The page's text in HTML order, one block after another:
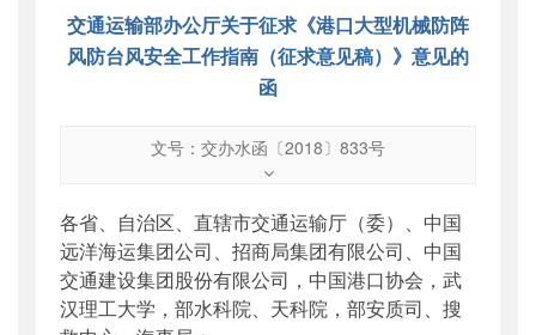
交通运输部办公厅关于征求《港口大型机械防阵
风防台风安全工作指南（征求意见稿）》意见的
函
文号：交办水函〔2018〕833号
交办水函〔2018〕833号
公开日期：2018年06月05日
主题词：港口大型机械;防阵风;防台风;安全;工
作...
机构分类 ：水运局
各省、自治区、直辖市交通运输厅（委）、中国
远洋海运集团公司、招商局集团有限公司、中国
交通建设集团股份有限公司，中国港口协会，武
汉理工大学，部水科院、天科院，部安质司、搜